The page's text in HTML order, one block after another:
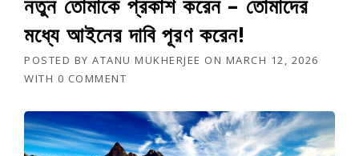
মধ্যে আইনের দাবি পূরণ করেন!
POSTED BY ATANU MUKHERJEE ON MARCH 12, 2026
WITH 0 COMMENT